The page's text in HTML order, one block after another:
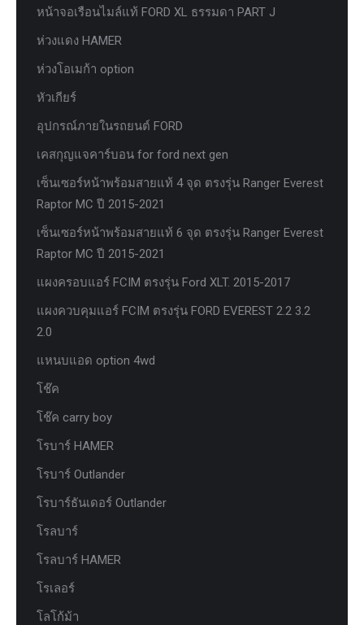
หน้าจอเรือนไมล์แท้ FORD XL ธรรมดา PART J
ห่วงแดง HAMER
ห่วงโอเมก้า option
หัวเกียร์
อุปกรณ์ภายในรถยนต์ FORD
เคสกุญแจคาร์บอน for ford next gen
เซ็นเซอร์หน้าพร้อมสายแท้ 4 จุด ตรงรุ่น Ranger Everest
Raptor MC ปี 2015-2021
เซ็นเซอร์หน้าพร้อมสายแท้ 6 จุด ตรงรุ่น Ranger Everest
Raptor MC ปี 2015-2021
แผงครอบแอร์ FCIM ตรงรุ่น Ford XLT. 2015-2017
แผงควบคุมแอร์ FCIM ตรงรุ่น FORD EVEREST 2.2 3.2
2.0
แหนบแอด option 4wd
โช๊ค
โช๊ค carry boy
โรบาร์ HAMER
โรบาร์ Outlander
โรบาร์ธันเดอร์ Outlander
โรลบาร์
โรลบาร์ HAMER
โรเลอร์
โลโก้ม้า